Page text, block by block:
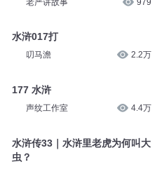
水浒017打
叨马澹 2.2万
177 水浒
声纹工作室 4.4万
水浒传33｜水浒里老虎为何叫大
虫？